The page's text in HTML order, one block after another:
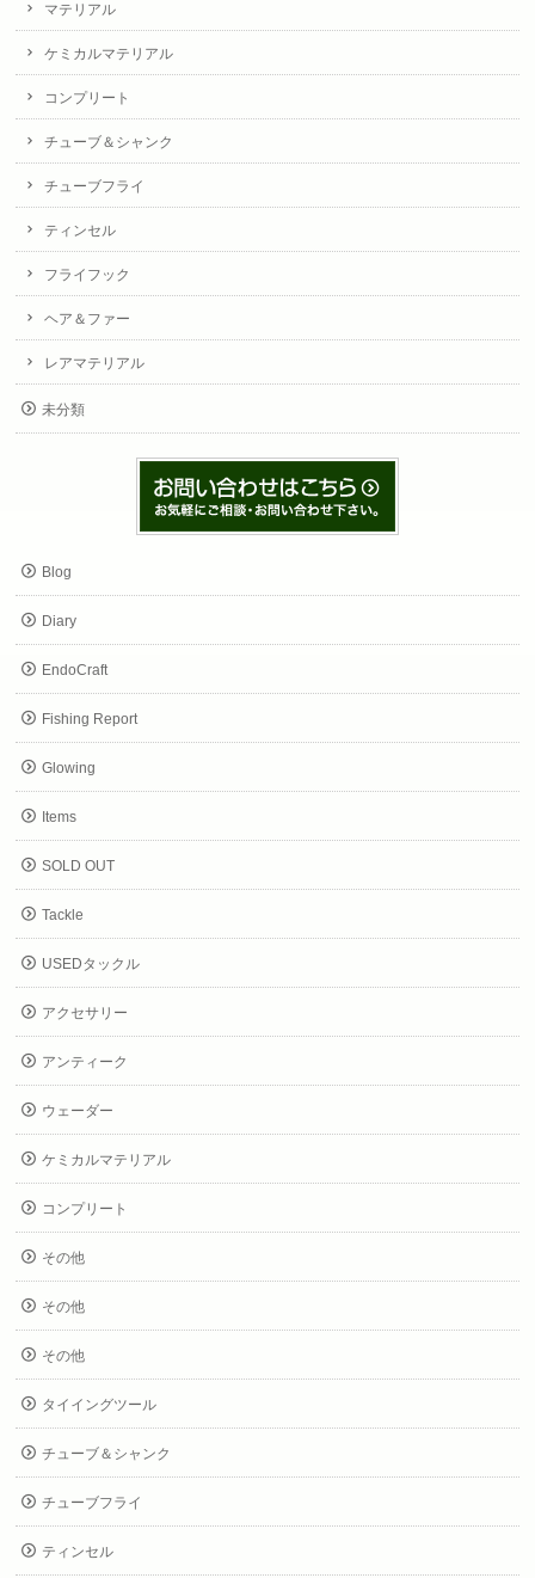
マテリアル
ケミカルマテリアル
コンプリート
チューブ＆シャンク
チューブフライ
ティンセル
フライフック
ヘア＆ファー
レアマテリアル
未分類
Blog
Diary
EndoCraft
Fishing Report
Glowing
Items
SOLD OUT
Tackle
USEDタックル
アクセサリー
アンティーク
ウェーダー
ケミカルマテリアル
コンプリート
その他
その他
その他
タイイングツール
チューブ＆シャンク
チューブフライ
ティンセル